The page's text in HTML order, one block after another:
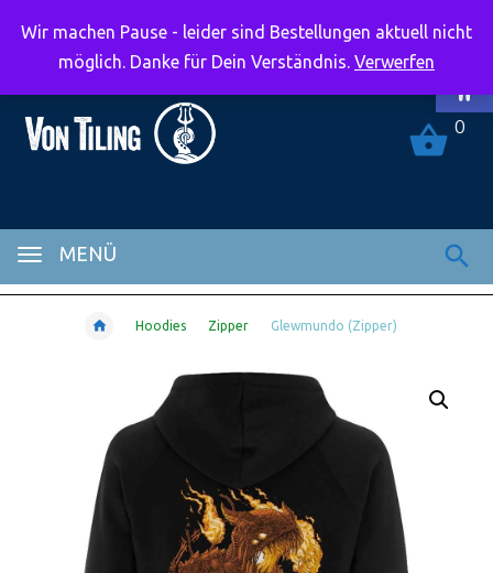
MENÜ
0
Hoodies Zipper Glewmundo (Zipper)
Wir machen Pause - leider sind Bestellungen aktuell nicht
möglich. Danke für Dein Verständnis. Verwerfen